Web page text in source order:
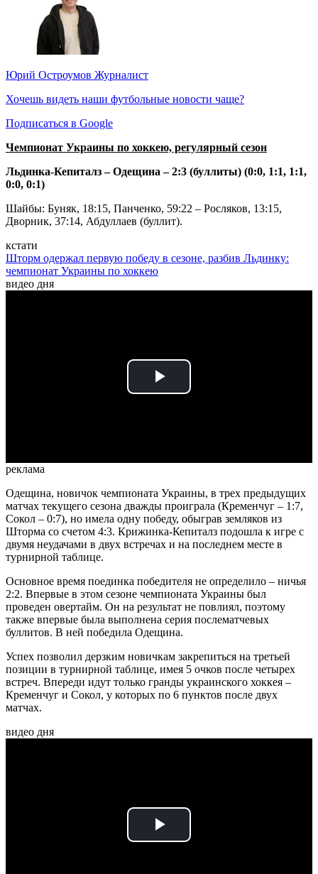
Юрий Остроумов Журналист
Хочешь видеть наши футбольные новости чаще?
Подписаться в Google
Чемпионат Украины по хоккею, регулярный сезон
Льдинка-Кепиталз – Одещина – 2:3 (буллиты) (0:0, 1:1, 1:1,
0:0, 0:1)
Шайбы: Буняк, 18:15, Панченко, 59:22 – Росляков, 13:15,
Дворник, 37:14, Абдуллаев (буллит).
кстати
Шторм одержал первую победу в сезоне, разбив Льдинку:
чемпионат Украины по хоккею
видео дня
Play
реклама
Одещина, новичок чемпионата Украины, в трех предыдущих
матчах текущего сезона дважды проиграла (Кременчуг – 1:7,
Сокол – 0:7), но имела одну победу, обыграв земляков из
Шторма со счетом 4:3. Крижинка-Кепиталз подошла к игре с
двумя неудачами в двух встречах и на последнем месте в
турнирной таблице.
Основное время поединка победителя не определило – ничья
2:2. Впервые в этом сезоне чемпионата Украины был
проведен овертайм. Он на результат не повлиял, поэтому
также впервые была выполнена серия послематчевых
буллитов. В ней победила Одещина.
Успех позволил дерзким новичкам закрепиться на третьей
позиции в турнирной таблице, имея 5 очков после четырех
встреч. Впереди идут только гранды украинского хоккея –
Кременчуг и Сокол, у которых по 6 пунктов после двух
матчах.
видео дня
Play